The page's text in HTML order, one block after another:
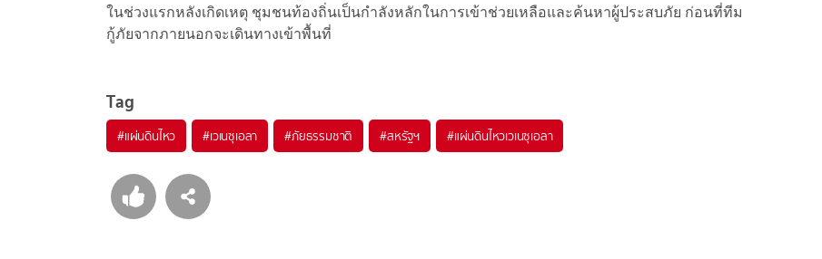
ในช่วงแรกหลังเกิดเหตุ ชุมชนท้องถิ่นเป็นกำลังหลักในการเข้าช่วยเหลือและค้นหาผู้ประสบภัย ก่อนที่ทีม
กู้ภัยจากภายนอกจะเดินทางเข้าพื้นที่
Tag
#แผ่นดินไหว #เวเนซุเอลา #ภัยธรรมชาติ #สหรัฐฯ #แผ่นดินไหวเวเนซุเอลา